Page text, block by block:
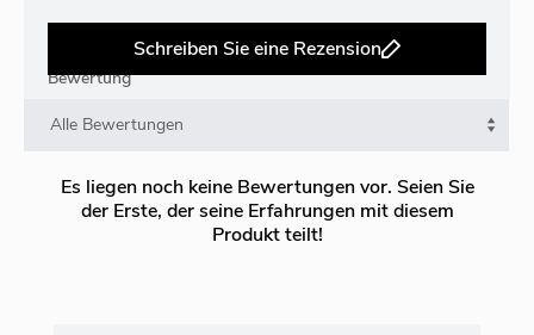
Schreiben Sie eine Rezension
Bewertung
Es liegen noch keine Bewertungen vor. Seien Sie
der Erste, der seine Erfahrungen mit diesem
Produkt teilt!